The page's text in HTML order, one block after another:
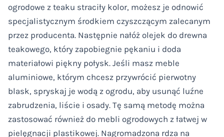
ogrodowe z teaku straciły kolor, możesz je odnowić
specjalistycznym środkiem czyszczącym zalecanym
przez producenta. Następnie nałóż olejek do drewna
teakowego, który zapobiegnie pękaniu i doda
materiałowi piękny połysk. Jeśli masz meble
aluminiowe, którym chcesz przywrócić pierwotny
blask, spryskaj je wodą z ogrodu, aby usunąć luźne
zabrudzenia, liście i osady. Tę samą metodę można
zastosować również do mebli ogrodowych z łatwej w
pielęgnacji plastikowej. Nagromadzona rdza na